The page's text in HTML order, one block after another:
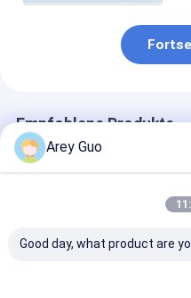
Empfohlene Produkte
Arey Guo
Good day, what product are